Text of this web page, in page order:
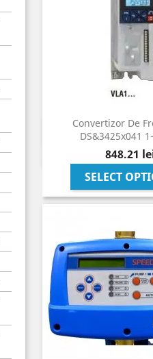
Convertizor De
DS&3425x041
Pret
848,21
SELECT
Vizualizare